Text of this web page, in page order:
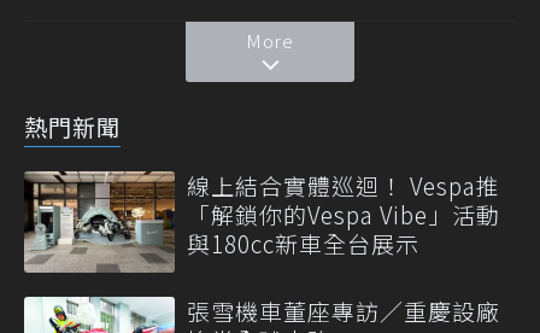
More
熱門新聞
線上結合實體巡迴！ Vespa推
「解鎖你的Vespa Vibe」活動
與180cc新車全台展示
張雪機車董座專訪／重慶設廠